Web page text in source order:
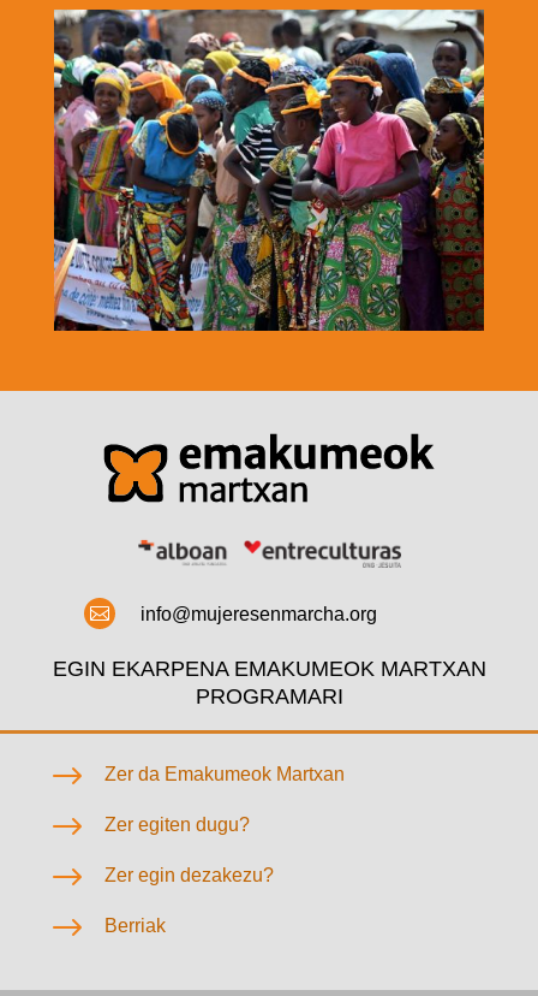
 info@mujeresenmarcha.org
EGIN EKARPENA EMAKUMEOK MARTXAN
PROGRAMARI
$ Zer da Emakumeok Martxan
$ Zer egiten dugu?
$ Zer egin dezakezu?
$ Berriak